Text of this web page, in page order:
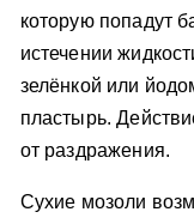
которую попадут
истечении
зелёнкой или
пластырь.
от раздражения.
Сухие мозоли